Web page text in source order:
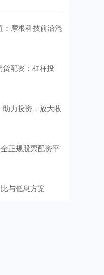
：摩根科技前沿混
货配资：杠杆投
力投资，放大收
正规股票配资平
与低息方案